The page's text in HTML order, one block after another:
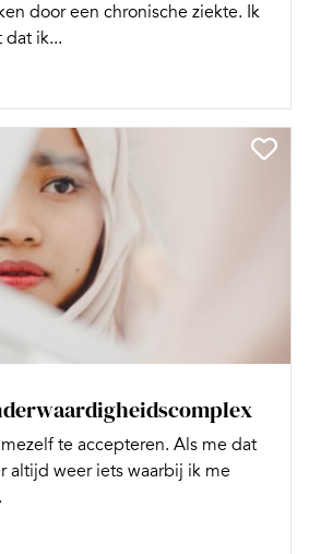
door een chronische ziekte. Ik
ik...
te accepteren. Als me dat
altijd weer iets waarbij ik me